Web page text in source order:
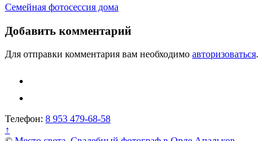
Навигация
по
записям
Семейная фотосессия дома
Добавить комментарий
Для отправки комментария вам необходимо авторизоваться.
Телефон: 8 953 479-68-58
↑